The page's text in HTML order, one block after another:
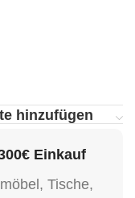
hinzufügen
Einkauf
Tische,